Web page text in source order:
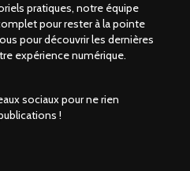
pratiques, notre équipe
pour rester à la pointe
pour découvrir les dernières
expérience numérique.
sociaux pour ne rien
!